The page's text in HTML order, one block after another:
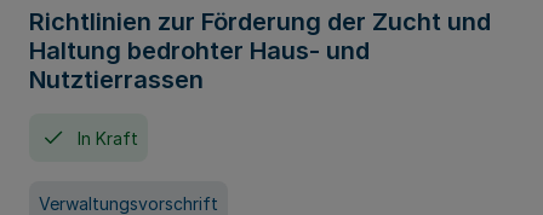
Richtlinien zur Förderung der Zucht und
Haltung bedrohter Haus- und
Nutztierrassen
In Kraft
Verwaltungsvorschrift